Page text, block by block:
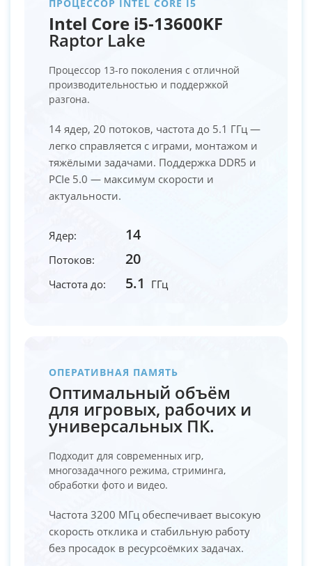
ПРОЦЕССОР INTEL CORE I5
Intel Core i5-13600KF
Raptor Lake
Процессор 13-го поколения с отличной
производительностью и поддержкой
разгона.
14 ядер, 20 потоков, частота до 5.1 ГГц —
легко справляется с играми, монтажом и
тяжёлыми задачами. Поддержка DDR5 и
PCIe 5.0 — максимум скорости и
актуальности.
Ядер: 14
Потоков: 20
Частота до: 5.1 ГГц
ОПЕРАТИВНАЯ ПАМЯТЬ
Оптимальный объём
для игровых, рабочих и
универсальных ПК.
Подходит для современных игр,
многозадачного режима, стриминга,
обработки фото и видео.
Частота 3200 МГц обеспечивает высокую
скорость отклика и стабильную работу
без просадок в ресурсоёмких задачах.